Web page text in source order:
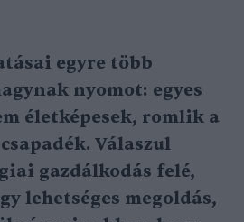
egyre több
nyomot: egyes
életképesek, romlik a
Válaszul
gazdálkodás felé,
lehetséges megoldás,